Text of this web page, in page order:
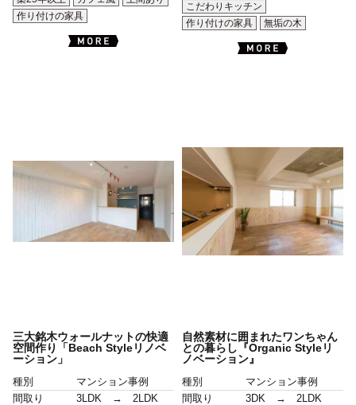
作り付けの家具
こだわりキッチン
作り付けの家具
無垢の木
三大銘木ウォールナットの快適
空間作り「Beach Styleリノベ
ーション」
種別
マンション事例
間取り
3LDK → 2LDK
自然素材に囲まれたワンちゃん
との暮らし『Organic Styleリ
ノベーション』
種別
マンション事例
間取り
3DK → 2LDK